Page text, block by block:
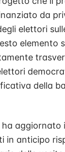
da
elettori
elemento
della
aggiornato
in anticipo